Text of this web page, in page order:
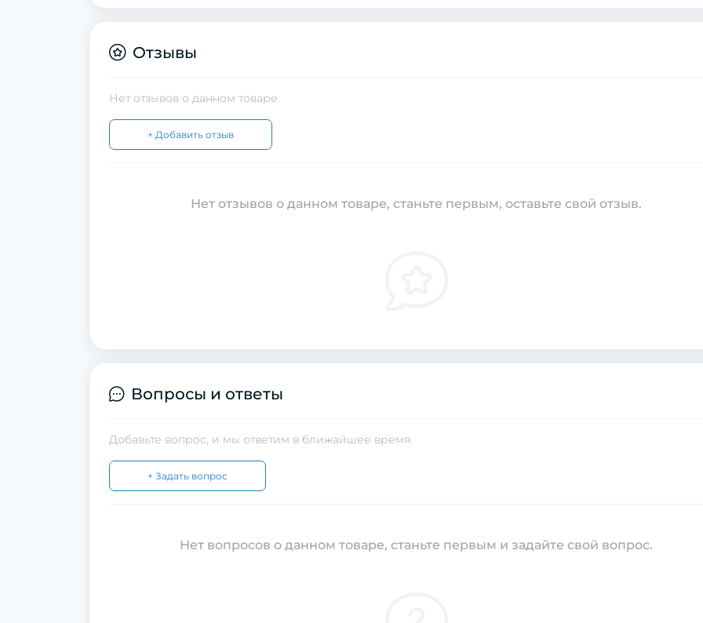
Отзывы
Нет отзывов о данном товаре.
+ Добавить отзыв
Нет отзывов о данном товаре, станьте первым, оставьте свой отзыв.
Вопросы и ответы
Добавьте вопрос, и мы ответим в ближайшее время.
+ Задать вопрос
Нет вопросов о данном товаре, станьте первым и задайте свой вопрос.